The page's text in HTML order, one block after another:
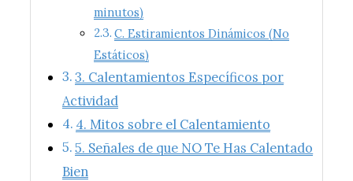
minutos)
C. Estiramientos Dinámicos (No
Estáticos)
3. Calentamientos Específicos por
Actividad
4. Mitos sobre el Calentamiento
5. Señales de que NO Te Has Calentado
Bien